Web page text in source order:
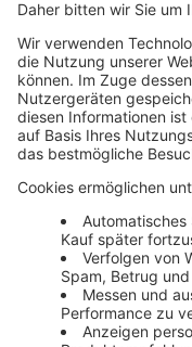
Themenwelten
Haufe Group